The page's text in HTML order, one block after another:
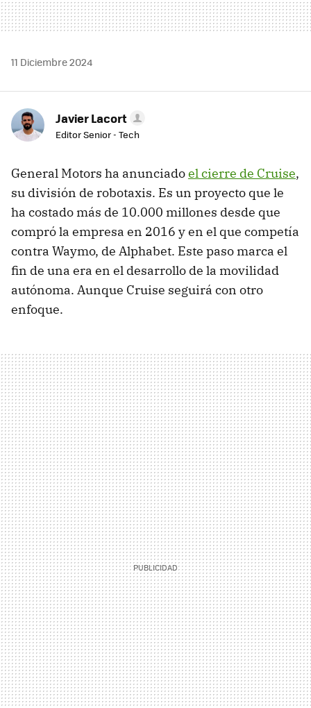
11 Diciembre 2024
Javier Lacort
Editor Senior - Tech
General Motors ha anunciadoel cierre de Cruise,
su división de robotaxis. Es un proyecto que le
ha costado más de 10.000 millones desde que
compró la empresa en 2016 y en el que competía
contra Waymo, de Alphabet. Este paso marca el
fin de una era en el desarrollo de la movilidad
autónoma. Aunque Cruise seguirá con otro
enfoque.